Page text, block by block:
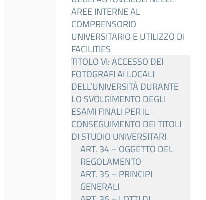
AREE INTERNE AL
COMPRENSORIO
UNIVERSITARIO E UTILIZZO DI
FACILITIES
TITOLO VI: ACCESSO DEI
FOTOGRAFI AI LOCALI
DELL’UNIVERSITÀ DURANTE
LO SVOLGIMENTO DEGLI
ESAMI FINALI PER IL
CONSEGUIMENTO DEI TITOLI
DI STUDIO UNIVERSITARI
ART. 34 – OGGETTO DEL
REGOLAMENTO
ART. 35 – PRINCIPI
GENERALI